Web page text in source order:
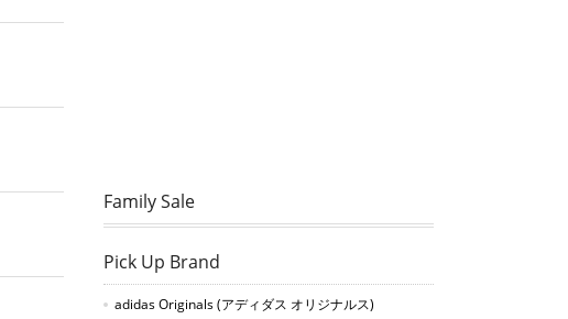
Family Sale
Pick Up Brand
adidas Originals(アディダス オリジナルス)